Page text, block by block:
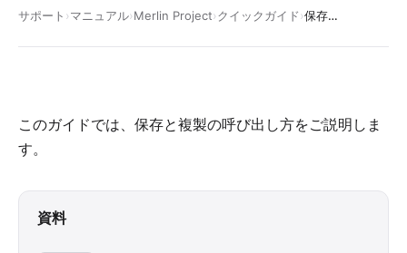
サポート ›マニュアル›Merlin Project›クイックガイド›保存…
このガイドでは、保存と複製の呼び出し方をご説明しま
す。
資料